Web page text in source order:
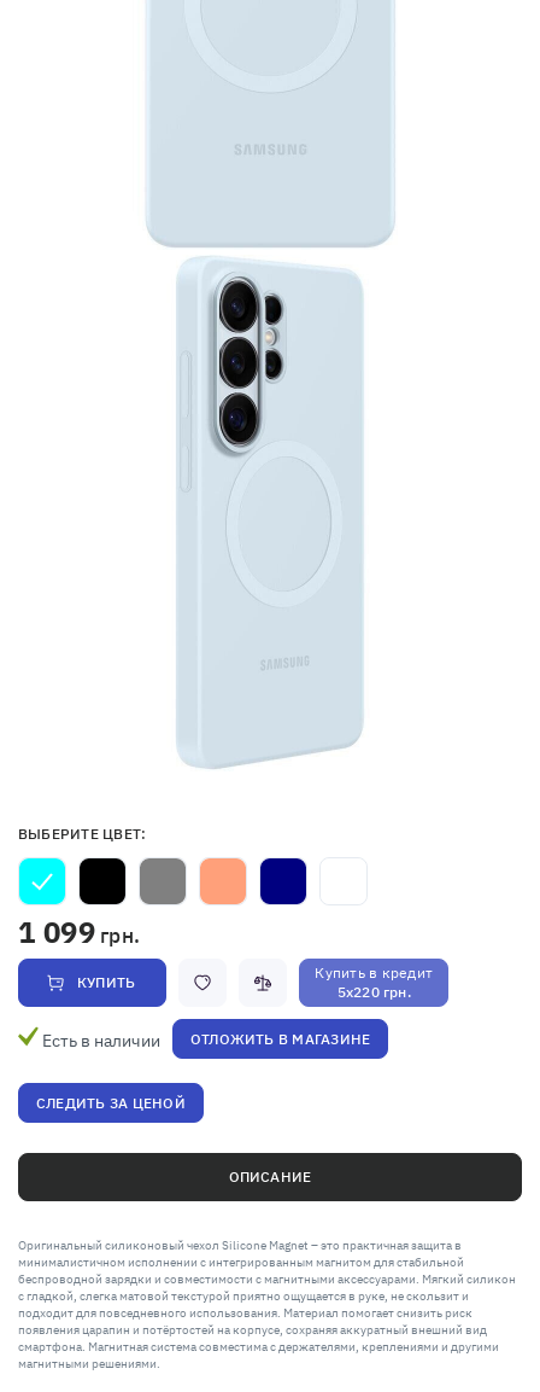
ВЫБЕРИТЕ ЦВЕТ:
1 099 грн.
КУПИТЬ
Купить в кредит
5x220 грн.
Есть в наличии ОТЛОЖИТЬ В МАГАЗИНЕ
СЛЕДИТЬ ЗА ЦЕНОЙ
ОПИСАНИЕ
Оригинальный силиконовый чехол Silicone Magnet – это практичная защита в
минималистичном исполнении с интегрированным магнитом для стабильной
беспроводной зарядки и совместимости с магнитными аксессуарами. Мягкий силикон
с гладкой, слегка матовой текстурой приятно ощущается в руке, не скользит и
подходит для повседневного использования. Материал помогает снизить риск
появления царапин и потёртостей на корпусе, сохраняя аккуратный внешний вид
смартфона. Магнитная система совместима с держателями, креплениями и другими
магнитными решениями.